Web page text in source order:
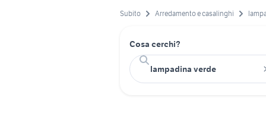
Subito Arredamento e casalinghi
Cosa cerchi?